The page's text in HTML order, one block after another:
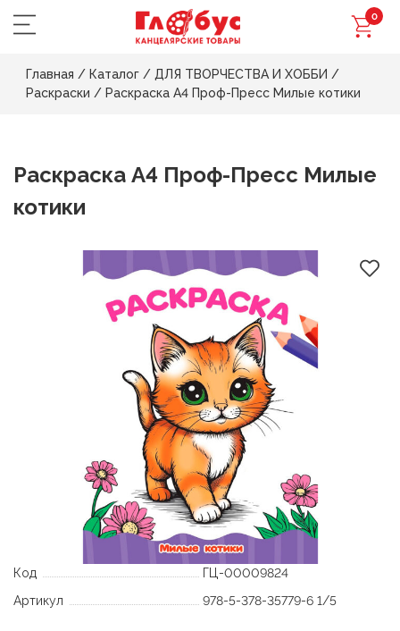
0
Главная / Каталог / ДЛЯ ТВОРЧЕСТВА И ХОББИ /
Раскраски / Раскраска А4 Проф-Пресс Милые котики
Раскраска А4 Проф-Пресс Милые
котики
Код
ГЦ-00009824
Артикул
978-5-378-35779-6 1/5